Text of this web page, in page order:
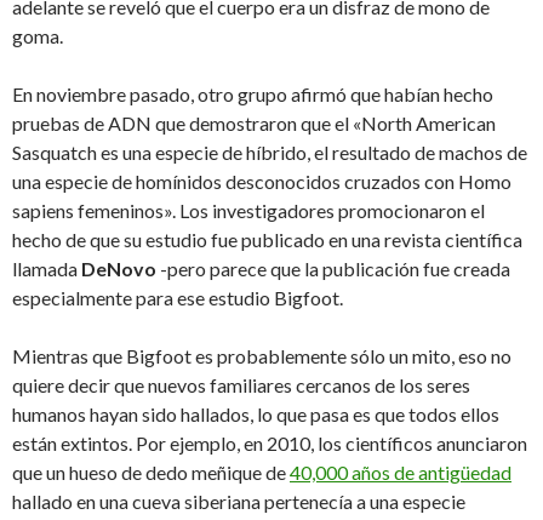
adelante se reveló que el cuerpo era un disfraz de mono de
goma.
En noviembre pasado, otro grupo afirmó que habían hecho
pruebas de ADN que demostraron que el «North American
Sasquatch es una especie de híbrido, el resultado de machos de
una especie de homínidos desconocidos cruzados con Homo
sapiens femeninos». Los investigadores promocionaron el
hecho de que su estudio fue publicado en una revista científica
llamada DeNovo -pero parece que la publicación fue creada
especialmente para ese estudio Bigfoot.
Mientras que Bigfoot es probablemente sólo un mito, eso no
quiere decir que nuevos familiares cercanos de los seres
humanos hayan sido hallados, lo que pasa es que todos ellos
están extintos. Por ejemplo, en 2010, los científicos anunciaron
que un hueso de dedo meñique de40,000 años de antigüedad
hallado en una cueva siberiana pertenecía a una especie